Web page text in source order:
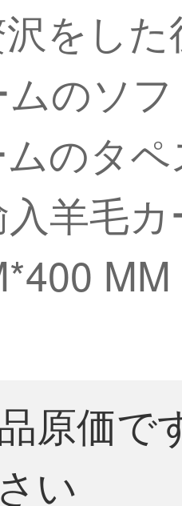
をし
のソ
のタ
羊毛
原価で
い